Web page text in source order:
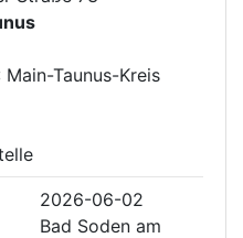
Taunus-Kreis
2026-06-02
Bad Soden am